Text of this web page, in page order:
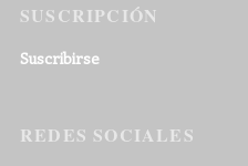
SUSCRIPCIÓN
Suscribirse
REDES SOCIALES